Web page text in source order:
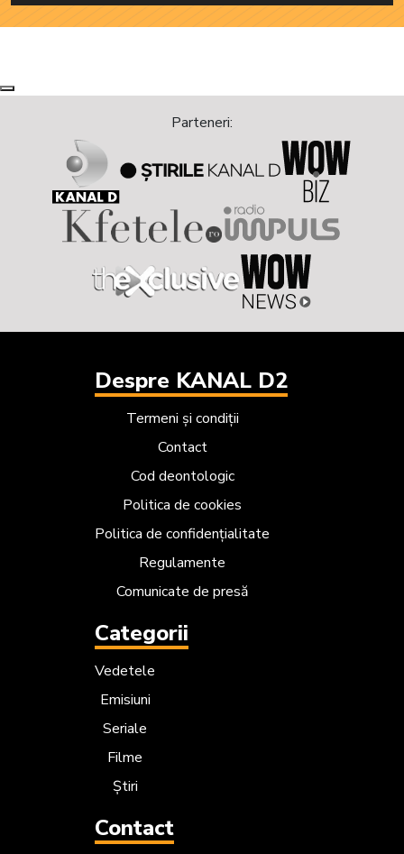
Next
Previous
Parteneri:
Despre KANAL D2
Termeni și condiții
Contact
Cod deontologic
Politica de cookies
Politica de confidențialitate
Regulamente
Comunicate de presă
Categorii
Vedetele
Emisiuni
Seriale
Filme
Știri
Contact